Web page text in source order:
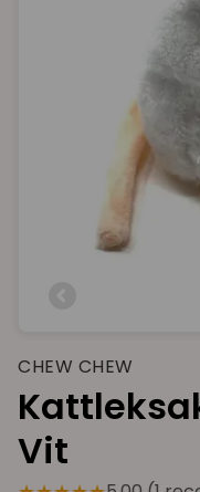
CHEW CHEW
Vit